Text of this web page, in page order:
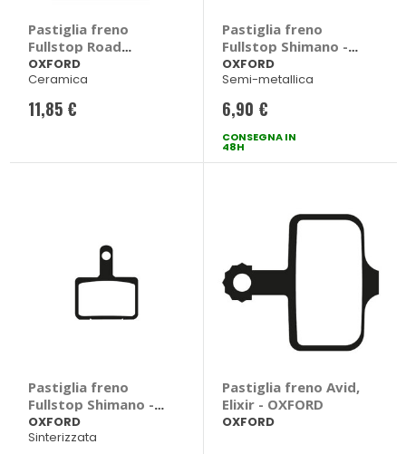
Pastiglia freno
Fullstop Road
Cooling - OXFORD
OXFORD
Ceramica
11,85 €
Pastiglia freno
Fullstop Shimano -
OXFORD
OXFORD
Semi-metallica
6,90 €
CONSEGNA IN
48H
Pastiglia freno
Fullstop Shimano -
OXFORD
OXFORD
Sinterizzata
Pastiglia freno Avid,
Elixir - OXFORD
OXFORD